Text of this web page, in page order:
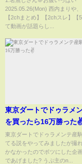
2025.05.26(Mon) 西内まりや
【2chまとめ】【2chスレ】【
て動画が話題らし...
東京ダートでドゥラメ
を買ったら16万勝った✌️
東京ダートでドゥラメンテ産
てる説をやってみましたが撮
かなかったのでボツにした企
であげました? うぷ主のn...